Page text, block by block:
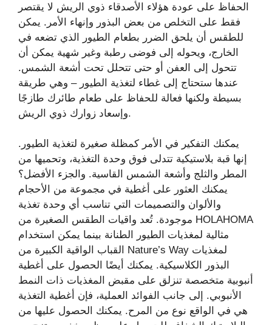
الحفاظ على عودة هؤلاء الأصدقاء ذوي الريش لا يقتصر
فقط على التخلص من بعض البذور وإنهاء الأمر. يمكن
للطقس أن يلحق الضرر بطعام الطيور الذي تضعه في
الخارج، ويحوله إلى فوضى رطبة وغير شهية يمكن أن
تتحول إلى العفن أو حتى تتحلل تحت أشعة الشمس.
عندها ستحتاج إلى غطاء لتغذية الطيور – وهي طريقة
بسيطة ولكنها فعالة للحفاظ على طعام طائرك طازجًا
وإسعاد زوارك ذوي الريش.
يمكنك التفكير في الأمر كمظلة صغيرة لتغذية الطيور.
إنها قبة بلاستيكية تتدلى فوق وحدة التغذية، وتحميها من
المطر والثلج وأشعة الشمس القاسية. والجزء الأفضل؟
يمكنك العثور على أغطية في مجموعة من الأحجام
والألوان والتصميمات التي تناسب أي وحدة تغذية
موجودة. تُعد واقيات الطقس الصغيرة من HOLAHOMA
مثالية لمغذيات الطيور الطنانة بينما يمكن استخدام
القباب الواقية الكبيرة من Nature’s Way لمغذيات
البذور الكلاسيكية. يمكنك أيضًا الحصول على أغطية
أنبوبية متخصصة تنزلق على مقبض المغذيات ذات النمط
الأنبوبي. إلى جانب الفوائد العملية، فإن أغطية التغذية
هي في الواقع نوع من المرح. يمكنك الحصول عليها من